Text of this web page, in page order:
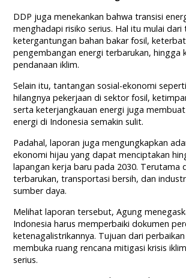
DDP juga menekankan bahwa transisi
menghadapi risiko serius. Hal itu mulai
ketergantungan bahan bakar fosil,
pengembangan energi terbarukan, hingga
pendanaan iklim.
Selain itu, tantangan sosial-ekonomi
hilangnya pekerjaan di sektor fosil,
serta keterjangkauan energi juga
energi di Indonesia semakin sulit.
Padahal, laporan juga mengungkapkan
ekonomi hijau yang dapat menciptakan
lapangan kerja baru pada 2030. Terutama
terbarukan, transportasi bersih, dan
sumber daya.
Melihat laporan tersebut, Agung
Indonesia harus memperbaiki dokumen
ketenagalistrikannya. Tujuan dari
membuka ruang rencana mitigasi krisis
serius.